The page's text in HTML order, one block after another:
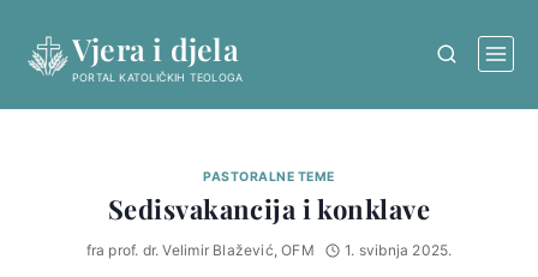
content
Vjera i djela
PORTAL KATOLIČKIH TEOLOGA
PASTORALNE TEME
Sedisvakancija i konklave
fra prof. dr. Velimir Blažević, OFM 1. svibnja 2025.